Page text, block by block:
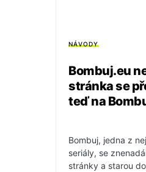
NÁVODY
Bombuj.eu
stránka se
teď na
Bombuj, jedna z
seriály, se
stránky a starou